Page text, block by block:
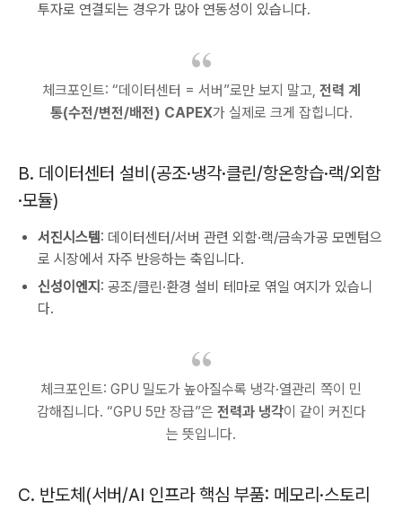
투자로 연결되는 경우가 많아 연동성이 있습니다.
체크포인트: “데이터센터 = 서버”로만 보지 말고, 전력 계
통(수전/변전/배전) CAPEX가 실제로 크게 잡힙니다.
B. 데이터센터 설비(공조·냉각·클린/항온항습·랙/외함
·모듈)
서진시스템: 데이터센터/서버 관련 외함·랙/금속가공 모멘텀으
로 시장에서 자주 반응하는 축입니다.
신성이엔지 : 공조/클린·환경 설비 테마로 엮일 여지가 있습니
다.
체크포인트: GPU 밀도가 높아질수록 냉각·열관리 쪽이 민
감해집니다. “GPU 5만 장급”은 전력과 냉각이 같이 커진다
는 뜻입니다.
C. 반도체(서버/AI 인프라 핵심 부품: 메모리·스토리